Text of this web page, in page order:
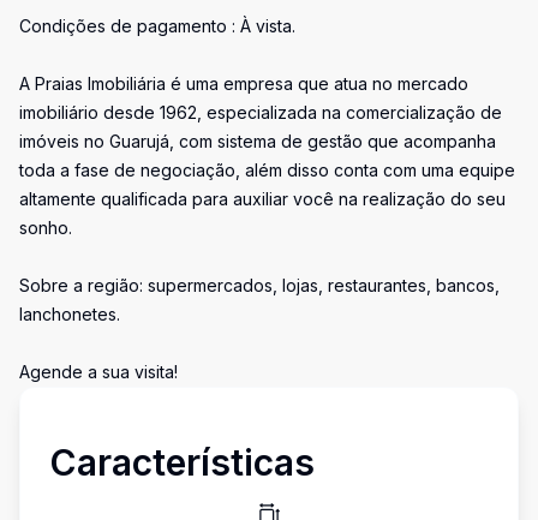
Condições de pagamento : À vista.
A Praias Imobiliária é uma empresa que atua no mercado
imobiliário desde 1962, especializada na comercialização de
imóveis no Guarujá, com sistema de gestão que acompanha
toda a fase de negociação, além disso conta com uma equipe
altamente qualificada para auxiliar você na realização do seu
sonho.
Sobre a região: supermercados, lojas, restaurantes, bancos,
lanchonetes.
Agende a sua visita!
Características